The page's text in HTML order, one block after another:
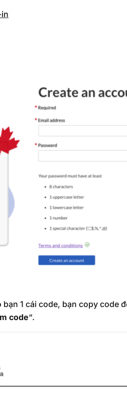
1 cái code, bạn copy code
code“.